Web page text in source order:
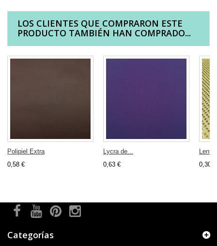
LOS CLIENTES QUE COMPRARON ESTE
PRODUCTO TAMBIÉN HAN COMPRADO...
Polipiel Extra
0,58 €
Lycra de...
0,63 €
0,30 €
Categorías